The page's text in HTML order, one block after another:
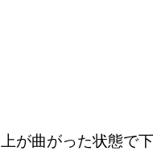
上が曲がった状態で